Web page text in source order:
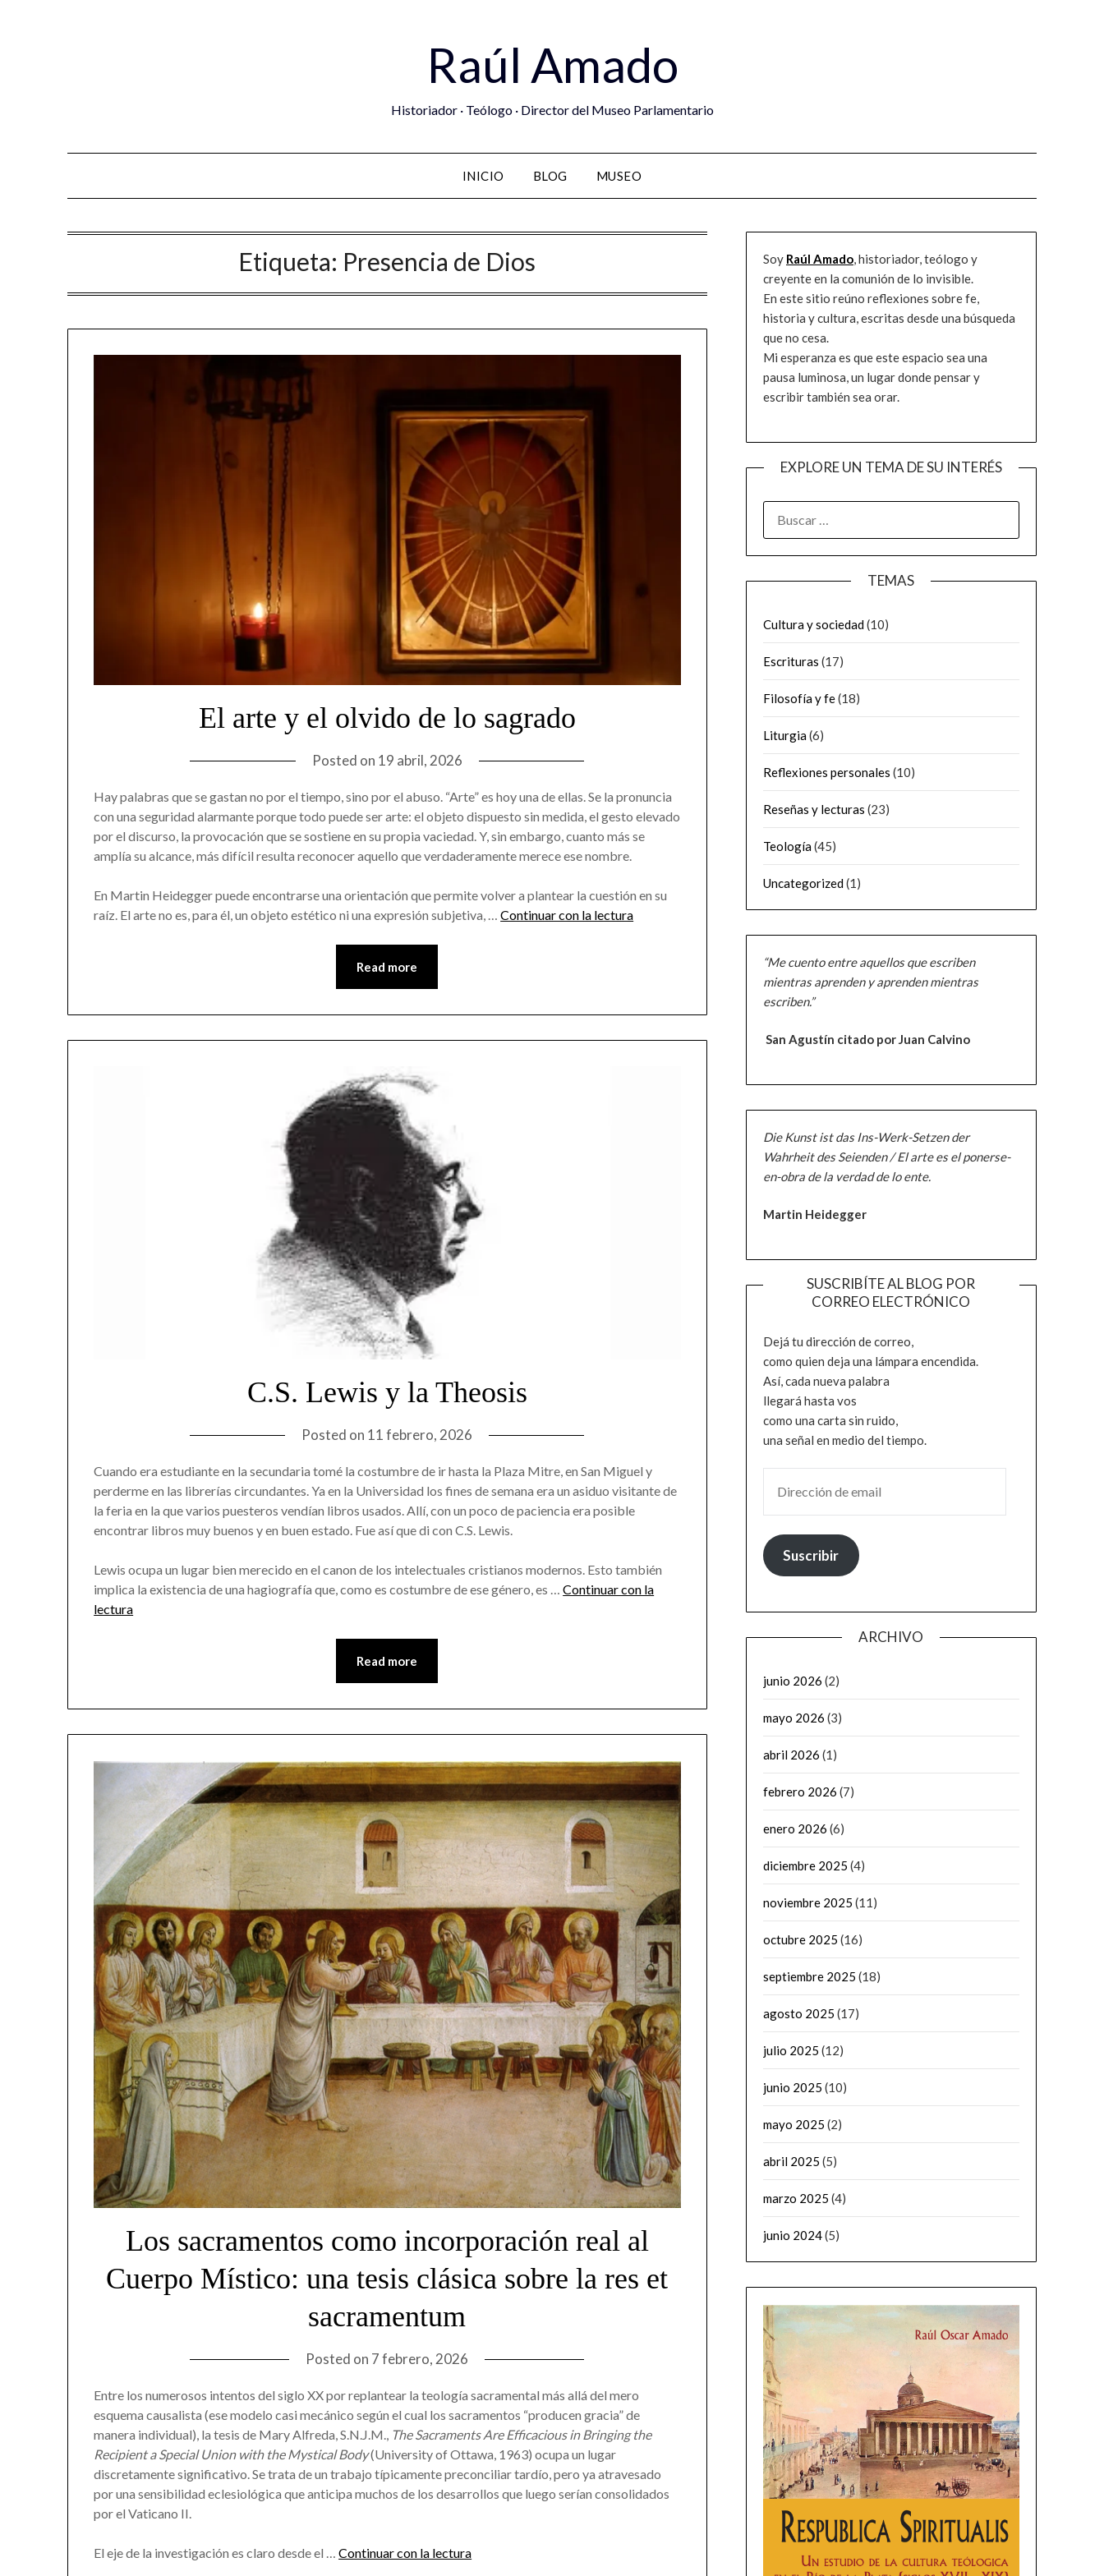
Raúl Amado
Historiador · Teólogo · Director del Museo Parlamentario
INICIO BLOG MUSEO
Etiqueta: Presencia de Dios
El arte y el olvido de lo sagrado
Posted on 19 abril, 2026
Hay palabras que se gastan no por el tiempo, sino por el abuso. “Arte” es hoy una de ellas. Se la pronuncia
con una seguridad alarmante porque todo puede ser arte: el objeto dispuesto sin medida, el gesto elevado
por el discurso, la provocación que se sostiene en su propia vaciedad. Y, sin embargo, cuanto más se
amplía su alcance, más difícil resulta reconocer aquello que verdaderamente merece ese nombre.
En Martin Heidegger puede encontrarse una orientación que permite volver a plantear la cuestión en su
raíz. El arte no es, para él, un objeto estético ni una expresión subjetiva, …Continuar con la lectura
Read more
C.S. Lewis y la Theosis
Posted on 11 febrero, 2026
Cuando era estudiante en la secundaria tomé la costumbre de ir hasta la Plaza Mitre, en San Miguel y
perderme en las librerías circundantes. Ya en la Universidad los fines de semana era un asiduo visitante de
la feria en la que varios puesteros vendían libros usados. Allí, con un poco de paciencia era posible
encontrar libros muy buenos y en buen estado. Fue así que di con C.S. Lewis.
Lewis ocupa un lugar bien merecido en el canon de los intelectuales cristianos modernos. Esto también
implica la existencia de una hagiografía que, como es costumbre de ese género, es …Continuar con la
lectura
Read more
Los sacramentos como incorporación real al
Cuerpo Místico: una tesis clásica sobre la res et
sacramentum
Posted on 7 febrero, 2026
Entre los numerosos intentos del siglo XX por replantear la teología sacramental más allá del mero
esquema causalista (ese modelo casi mecánico según el cual los sacramentos “producen gracia” de
manera individual), la tesis de Mary Alfreda, S.N.J.M.,
The Sacraments Are Efficacious in Bringing the
Recipient a Special Union with the Mystical Body(University of Ottawa, 1963) ocupa un lugar
discretamente significativo. Se trata de un trabajo típicamente preconciliar tardío, pero ya atravesado
por una sensibilidad eclesiológica que anticipa muchos de los desarrollos que luego serían consolidados
por el Vaticano II.
El eje de la investigación es claro desde el …Continuar con la lectura
Soy Raúl Amado, historiador, teólogo y
creyente en la comunión de lo invisible.
En este sitio reúno reflexiones sobre fe,
historia y cultura, escritas desde una búsqueda
que no cesa.
Mi esperanza es que este espacio sea una
pausa luminosa, un lugar donde pensar y
escribir también sea orar.
EXPLORE UN TEMA DE SU INTERÉS
TEMAS
Cultura y sociedad(10)
Escrituras (17)
Filosofía y fe(18)
Liturgia(6)
Reflexiones personales (10)
Reseñas y lecturas (23)
Teología(45)
Uncategorized(1)
“Me cuento entre aquellos que escriben
mientras aprenden y aprenden mientras
escriben.”
San Agustín citado por Juan Calvino
Die Kunst ist das Ins-Werk-Setzen der
Wahrheit des Seienden / El arte es el ponerse-
en-obra de la verdad de lo ente.
Martin Heidegger
SUSCRIBÍTE AL BLOG POR
CORREO ELECTRÓNICO
Dejá tu dirección de correo,
como quien deja una lámpara encendida.
Así, cada nueva palabra
llegará hasta vos
como una carta sin ruido,
una señal en medio del tiempo.
Suscribir
ARCHIVO
junio 2026 (2)
mayo 2026 (3)
abril 2026 (1)
febrero 2026 (7)
enero 2026 (6)
diciembre 2025 (4)
noviembre 2025 (11)
octubre 2025 (16)
septiembre 2025 (18)
agosto 2025 (17)
julio 2025 (12)
junio 2025 (10)
mayo 2025 (2)
abril 2025 (5)
marzo 2025 (4)
junio 2024(5)